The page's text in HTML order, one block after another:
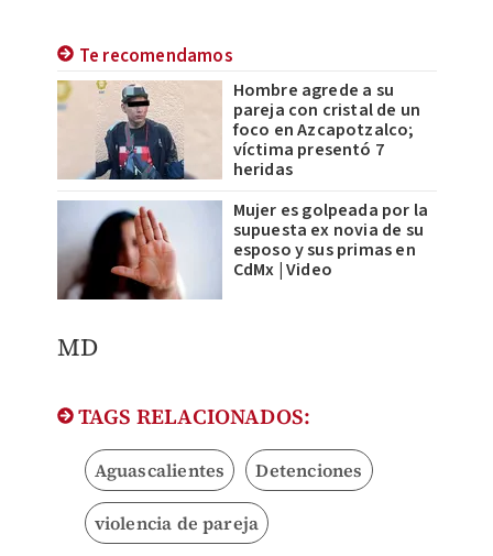
Te recomendamos
Hombre agrede a su
pareja con cristal de un
foco en Azcapotzalco;
víctima presentó 7
heridas
Mujer es golpeada por la
supuesta ex novia de su
esposo y sus primas en
CdMx | Video
MD
TAGS RELACIONADOS:
Aguascalientes Detenciones
violencia de pareja